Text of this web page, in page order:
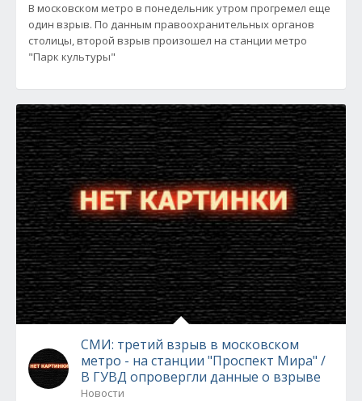
В московском метро в понедельник утром прогремел еще
один взрыв. По данным правоохранительных органов
столицы, второй взрыв произошел на станции метро
"Парк культуры"
СМИ: третий взрыв в московском
метро - на станции "Проспект Мира" /
В ГУВД опровергли данные о взрыве
Новости